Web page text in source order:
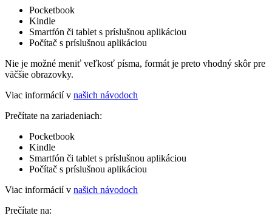
Pocketbook
Kindle
Smartfón či tablet s príslušnou aplikáciou
Počítač s príslušnou aplikáciou
Nie je možné meniť veľkosť písma, formát je preto vhodný skôr pre
väčšie obrazovky.
Viac informácií v našich návodoch
Prečítate na zariadeniach:
Pocketbook
Kindle
Smartfón či tablet s príslušnou aplikáciou
Počítač s príslušnou aplikáciou
Viac informácií v našich návodoch
Prečítate na: